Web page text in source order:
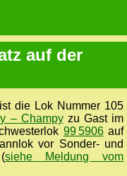
auf der
ist die Lok Nummer 105
– Champyzu Gast im
99 5906auf
vor Sonder- und
siehe Meldung vom